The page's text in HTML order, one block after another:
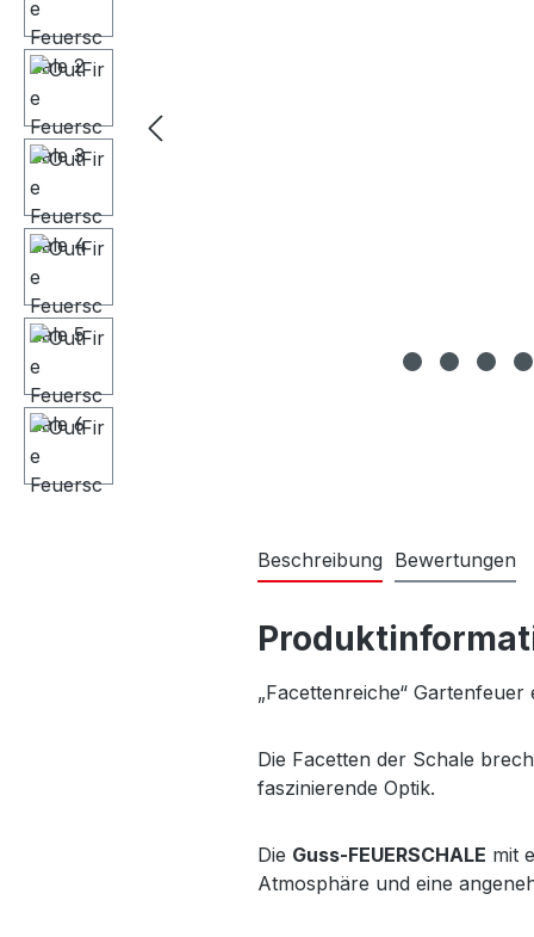
Beschreibung Bewertungen
„Facettenreiche“
Die Facetten der Schale
faszinierende Optik.
Die Guss-FEUERSCHALE mit
Atmosphäre und eine